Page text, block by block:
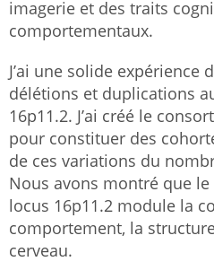
imagerie et des traits
comportementaux.
J’ai une solide expérience
délétions et duplications
16p11.2. J’ai créé le
pour constituer des
de ces variations du
Nous avons montré que le
locus 16p11.2 module la
comportement, la
cerveau.